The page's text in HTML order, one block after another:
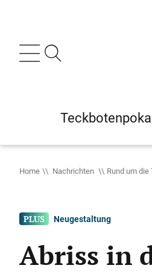
Home Nachrichten Rund um die
Neugestaltung
Abriss in